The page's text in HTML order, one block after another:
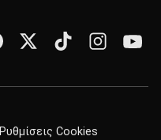
Ρυθμίσεις Cookies